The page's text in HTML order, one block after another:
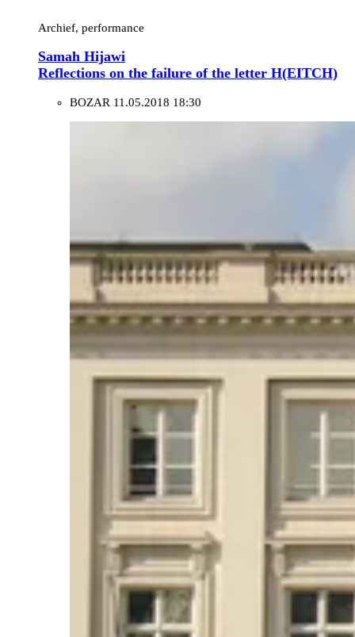
Archief, performance
Samah Hijawi
Reflections on the failure of the letter H(EITCH)
BOZAR 11.05.2018 18:30